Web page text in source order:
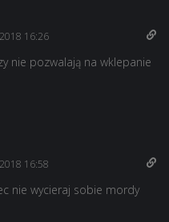
16:26
nie pozwalają na wklepanie
16:58
nie wycieraj sobie mordy